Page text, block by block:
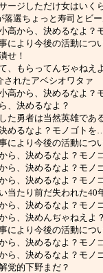
ージしただけ女はいく
落選ちょっと寿司とビ
高から、決めるなよ？
により今後の活動に
せ！
、もらってんぢゃねえ
されたアベシオワタァ
高から、決めるなよ？
、決めるなよ？
た勇者は当然英雄であ
めるなよ？モノゴトを
により今後の活動に
ら、決めるなよ？モノ
ら、決めるなよ？モノ
ら、決めるなよ？モノ
当たり前だ失われた40
ら、決めるなよ？モノ
ら、決めんぢゃねえよ
により今後の活動に
ら、決めるなよ？モノ
ら、決めるなよ？モノ
党的下野まだ？